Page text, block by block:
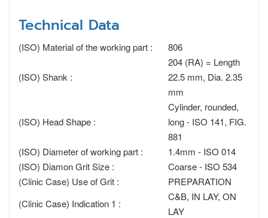
Technical Data
(ISO) Material of the working part : 806
(ISO) Shank :
204 (RA) = Length
22.5 mm, Dia. 2.35
mm
(ISO) Head Shape :
Cylinder, rounded,
long - ISO 141, FIG.
881
(ISO) Diameter of working part :
1.4mm - ISO 014
(ISO) Diamon Grit Size :
Coarse - ISO 534
(Clinic Case) Use of Grit :
PREPARATION
(Clinic Case) Indication 1 :
C&B, IN LAY, ON
LAY